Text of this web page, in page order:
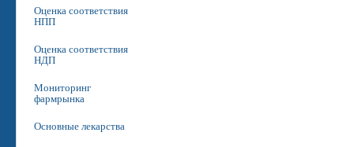
Оценка соответствия
НПП
Оценка соответствия
НДП
Мониторинг
фармрынка
Основные лекарства